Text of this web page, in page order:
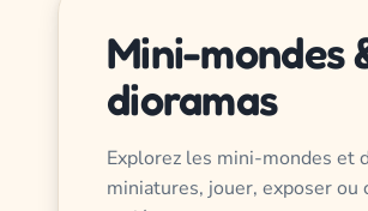
Mini-mondes
dioramas
Explorez les mini-mondes et
miniatures, jouer, exposer